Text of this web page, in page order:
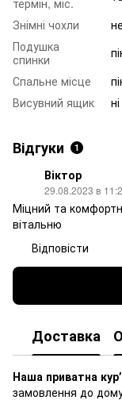
Знімні чохли
Подушка
спинки
Спальне місце
Висувний ящик
ні
Відгуки 1
Віктор
29.08.2023 в
Міцний та
вітальню
Відповісти
Доставка
Наша приватна
замовлення до